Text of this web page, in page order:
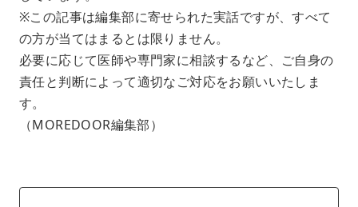
※この記事は編集部に寄せられた実話ですが、すべて
の方が当てはまるとは限りません。
必要に応じて医師や専門家に相談するなど、ご自身の
責任と判断によって適切なご対応をお願いいたしま
す。
（MOREDOOR編集部）